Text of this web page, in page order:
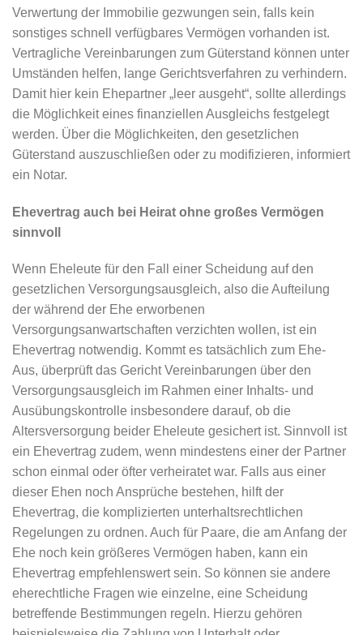
Verwertung der Immobilie gezwungen sein, falls kein
sonstiges schnell verfügbares Vermögen vorhanden ist.
Vertragliche Vereinbarungen zum Güterstand können unter
Umständen helfen, lange Gerichtsverfahren zu verhindern.
Damit hier kein Ehepartner „leer ausgeht“, sollte allerdings
die Möglichkeit eines finanziellen Ausgleichs festgelegt
werden. Über die Möglichkeiten, den gesetzlichen
Güterstand auszuschließen oder zu modifizieren, informiert
ein Notar.
Ehevertrag auch bei Heirat ohne großes Vermögen
sinnvoll
Wenn Eheleute für den Fall einer Scheidung auf den
gesetzlichen Versorgungsausgleich, also die Aufteilung
der während der Ehe erworbenen
Versorgungsanwartschaften verzichten wollen, ist ein
Ehevertrag notwendig. Kommt es tatsächlich zum Ehe-
Aus, überprüft das Gericht Vereinbarungen über den
Versorgungsausgleich im Rahmen einer Inhalts- und
Ausübungskontrolle insbesondere darauf, ob die
Altersversorgung beider Eheleute gesichert ist. Sinnvoll ist
ein Ehevertrag zudem, wenn mindestens einer der Partner
schon einmal oder öfter verheiratet war. Falls aus einer
dieser Ehen noch Ansprüche bestehen, hilft der
Ehevertrag, die komplizierten unterhaltsrechtlichen
Regelungen zu ordnen. Auch für Paare, die am Anfang der
Ehe noch kein größeres Vermögen haben, kann ein
Ehevertrag empfehlenswert sein. So können sie andere
eherechtliche Fragen wie einzelne, eine Scheidung
betreffende Bestimmungen regeln. Hierzu gehören